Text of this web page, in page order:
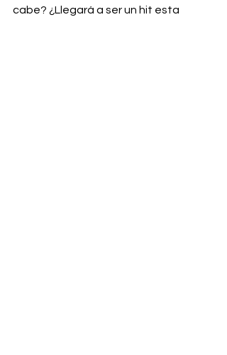
cabe? ¿Llegará a ser un hit esta